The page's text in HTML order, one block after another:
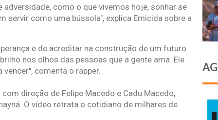
como o que vivemos hoje, sonhar se
servir como uma bússola", explica Emicida sobre a
e de acreditar na construção de um futuro
nos olhos das pessoas que a gente ama. Ele
comenta o rapper.
direção de Felipe Macedo e Cadu Macedo,
O vídeo retrata o cotidiano de milhares de